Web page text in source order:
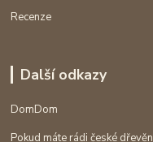
Recenze
Další odkazy
DomDom
Pokud máte rádi české